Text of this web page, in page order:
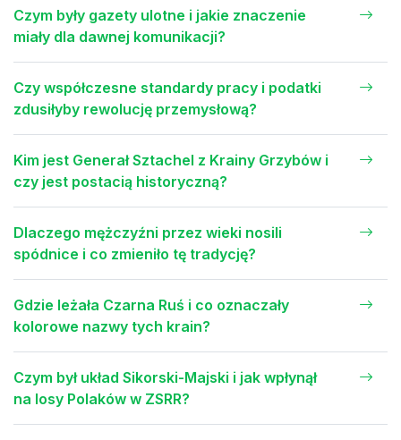
Czym były gazety ulotne i jakie znaczenie
miały dla dawnej komunikacji?
Czy współczesne standardy pracy i podatki
zdusiłyby rewolucję przemysłową?
Kim jest Generał Sztachel z Krainy Grzybów i
czy jest postacią historyczną?
Dlaczego mężczyźni przez wieki nosili
spódnice i co zmieniło tę tradycję?
Gdzie leżała Czarna Ruś i co oznaczały
kolorowe nazwy tych krain?
Czym był układ Sikorski-Majski i jak wpłynął
na losy Polaków w ZSRR?